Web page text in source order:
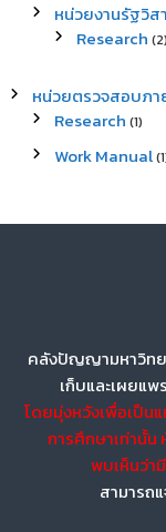
หน่วยงานรัฐวิส
Research (2)
หน่วยตรวจสอบภ
Research (1)
Work Manual
คลังปัญญามหาวิทย
เก็บและเผยแ
โดยมุ่งหวังเพื่อเป็น
การศึกษาเท่านั้น
พบเห็นว่า
สามารถ